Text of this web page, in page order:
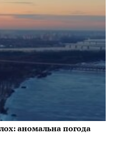
аномальна погода